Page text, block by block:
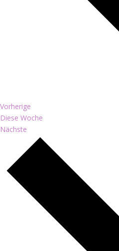
Vorherige
Diese Woche
Nächste